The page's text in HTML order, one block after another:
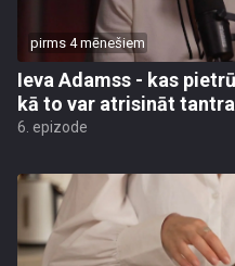
pirms 4 mēnešiem
Ieva Adamss - kas
kā to var atrisināt tantra
6. epizode